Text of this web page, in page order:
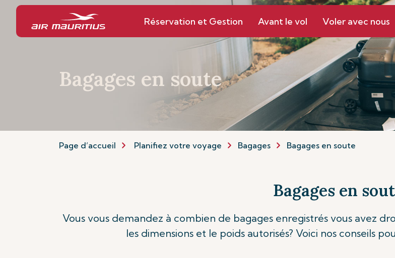
Réservation et Gestion Avant le vol Voler avec nous
Bagages en soute
Page d’accueil Planifiez votre voyage Bagages Bagages en soute
Bagages en
Vous vous demandez à combien de bagages enregistrés vous avez
les dimensions et le poids autorisés? Voici nos conseils